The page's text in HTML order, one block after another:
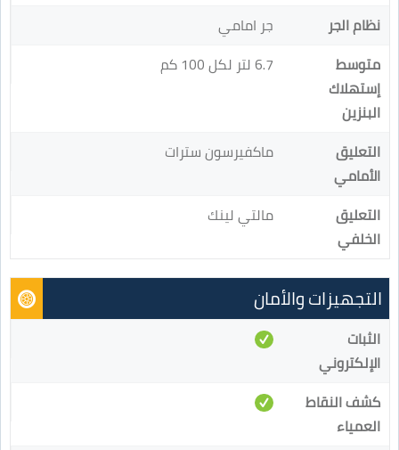
نظام الجر
جر امامي
متوسط
إستهلاك
البنزين
6.7 لتر لكل 100 كم
التعليق
الأمامي
ماكفيرسون سترات
التعليق
الخلفي
مالتي لينك
التجهيزات والأمان
الثبات
الإلكتروني
كشف النقاط
العمياء